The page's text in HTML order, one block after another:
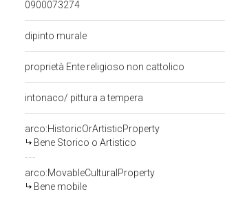
0900073274
dipinto murale
proprietà Ente religioso non cattolico
intonaco/ pittura a tempera
arco:HistoricOrArtisticProperty
Bene Storico o Artistico
arco:MovableCulturalProperty
Bene mobile